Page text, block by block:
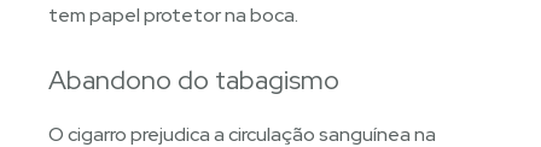
tem papel protetor na boca.
Abandono do tabagismo
O cigarro prejudica a circulação sanguínea na